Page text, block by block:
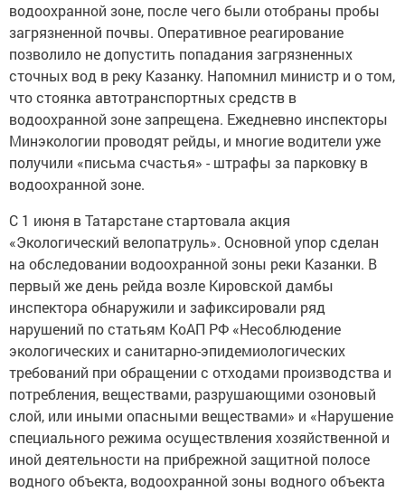
водоохранной зоне, после чего были отобраны пробы
загрязненной почвы. Оперативное реагирование
позволило не допустить попадания загрязненных
сточных вод в реку Казанку. Напомнил министр и о том,
что стоянка автотранспортных средств в
водоохранной зоне запрещена. Ежедневно инспекторы
Минэкологии проводят рейды, и многие водители уже
получили «письма счастья» - штрафы за парковку в
водоохранной зоне.
С 1 июня в Татарстане стартовала акция
«Экологический велопатруль». Основной упор сделан
на обследовании водоохранной зоны реки Казанки. В
первый же день рейда возле Кировской дамбы
инспектора обнаружили и зафиксировали ряд
нарушений по статьям КоАП РФ «Несоблюдение
экологических и санитарно-эпидемиологических
требований при обращении с отходами производства и
потребления, веществами, разрушающими озоновый
слой, или иными опасными веществами» и «Нарушение
специального режима осуществления хозяйственной и
иной деятельности на прибрежной защитной полосе
водного объекта, водоохранной зоны водного объекта